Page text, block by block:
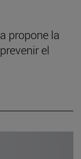
propone la
el